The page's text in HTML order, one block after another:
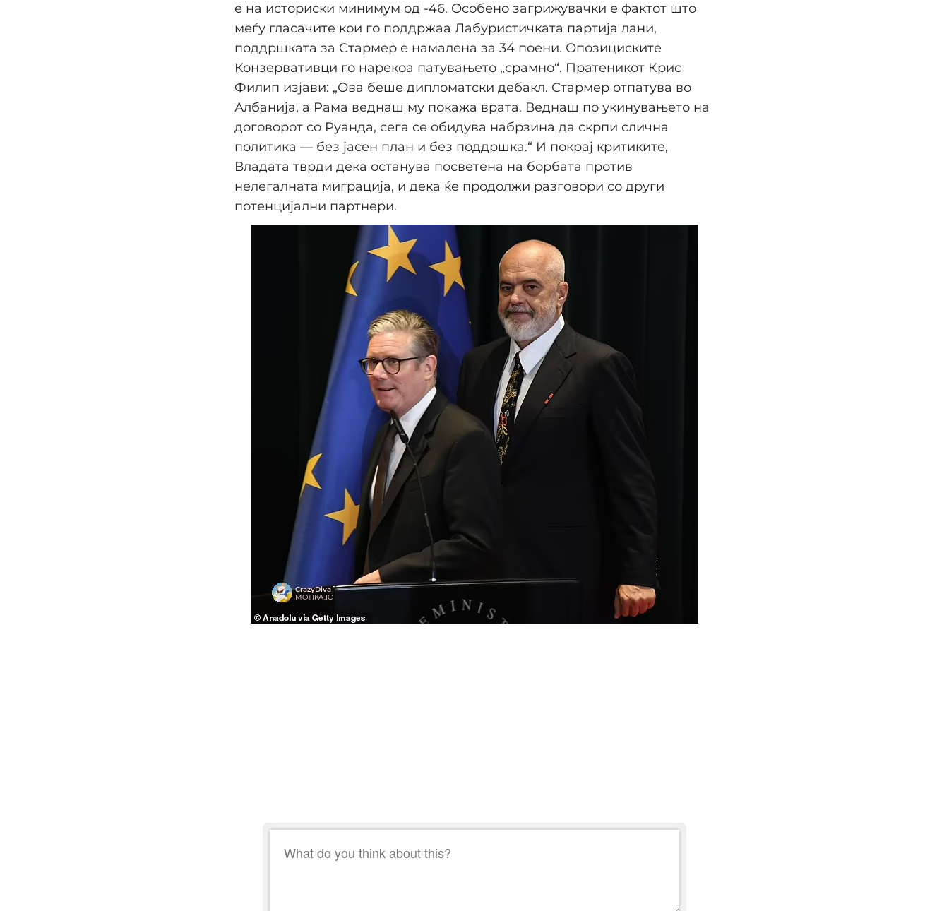
е на историски минимум од -46. Особено загрижувачки е фактот што
меѓу гласачите кои го поддржаа Лабуристичката партија лани,
поддршката за Стармер е намалена за 34 поени. Опозициските
Конзервативци го нарекоа патувањето „срамно“. Пратеникот Крис
Филип изјави: „Ова беше дипломатски дебакл. Стармер отпатува во
Албанија, а Рама веднаш му покажа врата. Веднаш по укинувањето на
договорот со Руанда, сега се обидува набрзина да скрпи слична
политика — без јасен план и без поддршка.“ И покрај критиките,
Владата тврди дека останува посветена на борбата против
нелегалната миграција, и дека ќе продолжи разговори со други
потенцијални партнери.